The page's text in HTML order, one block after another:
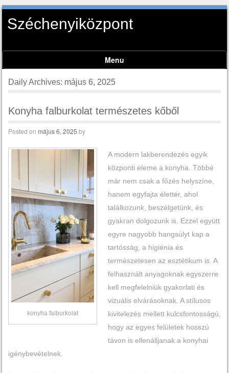
Széchenyiközpont
Menu
Daily Archives: május 6, 2025
Konyha falburkolat természetes kőből
Posted on május 6, 2025 by
konyha falburkolat
A modern lakberendezés egyik
központi eleme a konyha. Többé
már nem csak a főzés helyszíne,
hanem egyfajta élettér, ahol
találkozunk, beszélgetünk, és
gyakran dolgozunk is. Ezzel együtt
egyre nagyobb hangsúlyt kap a
tartósság, a higiénia és
természetesen az esztétikum is. A
felhasznált anyagoknak egyszerre
kell megfelelniük gyakorlati és
vizuális elvárásoknak. A stílusos
kivitelezés mellett kulcsfontosságú,
hogy az egyes felületek hosszú
távon is ellenálljanak a konyhai
igénybevételnek.